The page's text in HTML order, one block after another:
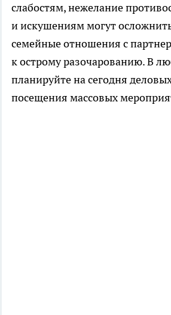
слабостям, нежелание
и искушениям могут
семейные отношения с
к острому разочарованию. В
планируйте на сегодня
посещения массовых